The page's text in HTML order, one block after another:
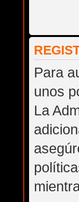
Para
unos
La